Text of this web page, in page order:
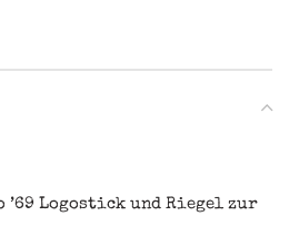
’69 Logostick und Riegel zur